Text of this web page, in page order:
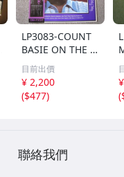
LP3083-COUNT
BASIE ON THE R
OAD MTF 1611
目前出價
¥ 2,200
($477)
6
(
聯絡我們